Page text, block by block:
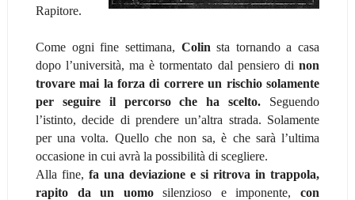
Rapitore.
Come ogni fine settimana, Colin sta tornando a casa
dopo l’università, ma è tormentato dal pensiero dinon
trovare mai la forza di correre un rischio solamente
per seguire il percorso che ha scelto. Seguendo
l’istinto, decide di prendere un’altra strada. Solamente
per una volta. Quello che non sa, è che sarà l’ultima
occasione in cui avrà la possibilità di scegliere.
Alla fine, fa una deviazione e si ritrova in trappola,
rapito da un uomosilenzioso e imponente,con